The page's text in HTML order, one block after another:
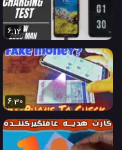
6:12
6:30